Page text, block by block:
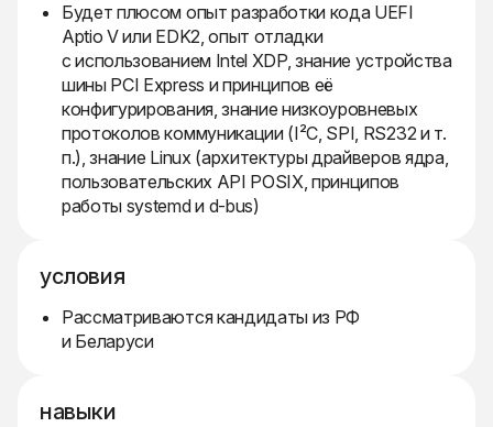
Будет плюсом опыт разработки кода UEFI
Aptio V или EDK2, опыт отладки
с использованием Intel XDP, знание устройства
шины PCI Express и принципов её
конфигурирования, знание низкоуровневых
протоколов коммуникации (I²C, SPI, RS232 и т.
п.), знание Linux (архитектуры драйверов ядра,
пользовательских API POSIX, принципов
работы systemd и d-bus)
условия
Рассматриваются кандидаты из РФ
и Беларуси
навыки